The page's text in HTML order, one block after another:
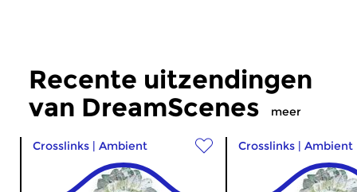
Recente uitzendingen
van DreamScenes
meer
Crosslinks | Ambient Crosslinks | Ambient